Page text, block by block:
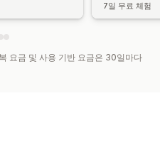
7일 무료 체험
요금 및 사용 기반 요금은 30일마다